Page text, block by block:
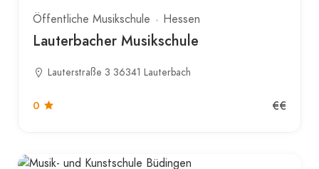
Öffentliche Musikschule Hessen
Lauterbacher Musikschule
Lauterstraße 3 36341 Lauterbach
0 €€